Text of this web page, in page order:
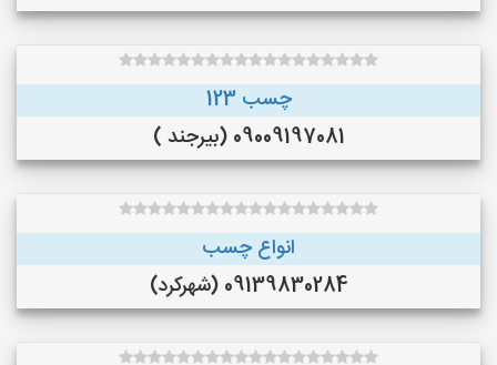
چسب 123
09009197081 (بیرجند )
انواع چسب
09139830284 (شهرکرد)